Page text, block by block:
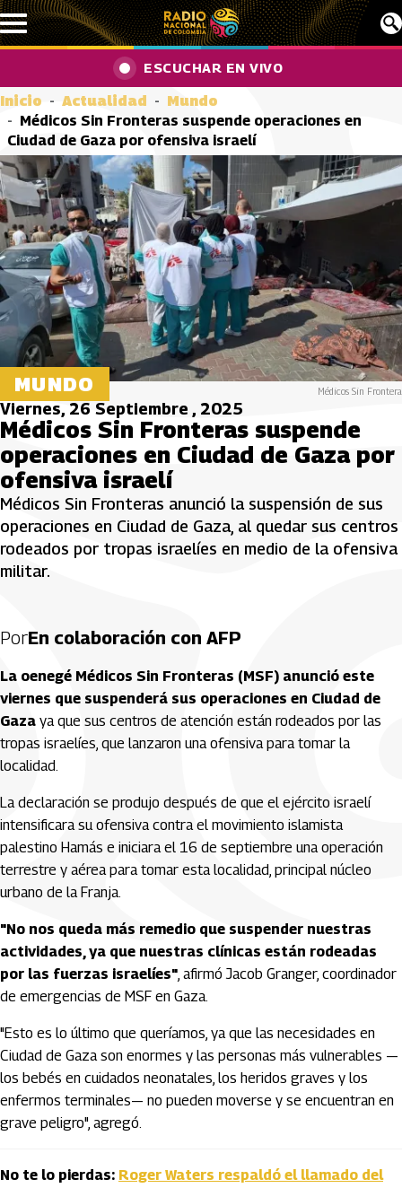
Pasar al contenido principal
ESCUCHAR EN VIVO
Inicio Actualidad
Mundo
Médicos Sin Fronteras suspende operaciones en
Ciudad de Gaza por ofensiva israelí
MUNDO Médicos Sin Frontera
Viernes, 26 Septiembre , 2025
Médicos Sin Fronteras suspende
operaciones en Ciudad de Gaza por
ofensiva israelí
Médicos Sin Fronteras anunció la suspensión de sus
operaciones en Ciudad de Gaza, al quedar sus centros
rodeados por tropas israelíes en medio de la ofensiva
militar.
PorEn colaboración con AFP
La oenegé Médicos Sin Fronteras (MSF) anunció este
viernes que suspenderá sus operaciones en Ciudad de
Gaza ya que sus centros de atención están rodeados por las
tropas israelíes, que lanzaron una ofensiva para tomar la
localidad.
La declaración se produjo después de que el ejército israelí
intensificara su ofensiva contra el movimiento islamista
palestino Hamás e iniciara el 16 de septiembre una operación
terrestre y aérea para tomar esta localidad, principal núcleo
urbano de la Franja.
"No nos queda más remedio que suspender nuestras
actividades, ya que nuestras clínicas están rodeadas
por las fuerzas israelíes", afirmó Jacob Granger, coordinador
de emergencias de MSF en Gaza.
"Esto es lo último que queríamos, ya que las necesidades en
Ciudad de Gaza son enormes y las personas más vulnerables —
los bebés en cuidados neonatales, los heridos graves y los
enfermos terminales— no pueden moverse y se encuentran en
grave peligro", agregó.
No te lo pierdas: Roger Waters respaldó el llamado del